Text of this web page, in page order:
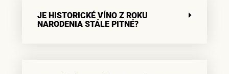
JE HISTORICKÉ VÍNO Z ROKU
NARODENIA STÁLE PITNÉ?